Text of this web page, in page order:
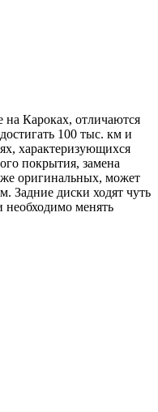
на Кароках, отличаются
100 тыс. км и
характеризующихся
покрытия, замена
оригинальных, может
Задние диски ходят чуть
необходимо менять